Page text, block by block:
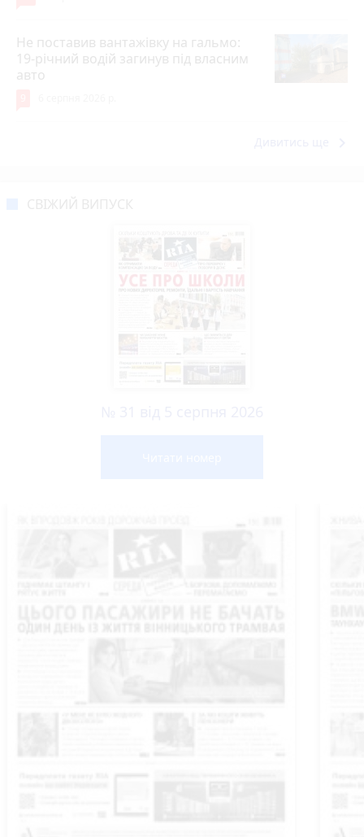
Не поставив вантажівку на гальмо:
19-річний водій загинув під власним
авто